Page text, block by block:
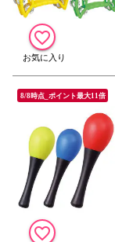
8/8時点_ポイント最大11倍